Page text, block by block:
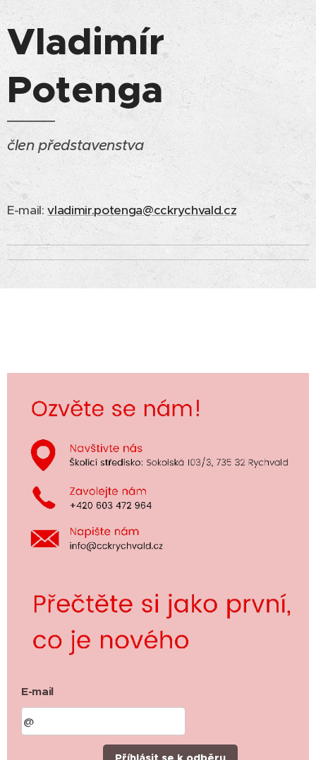
Vladimír
Potenga
člen představenstva
E-mail:vladimir.potenga@cckrychvald.cz
E-mail